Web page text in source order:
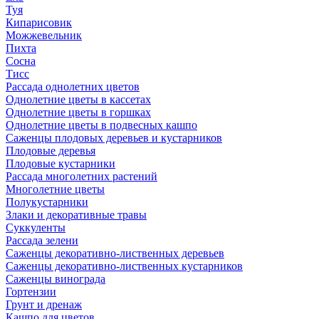
Туя
Кипарисовик
Можжевельник
Пихта
Сосна
Тисc
Рассада однолетних цветов
Однолетние цветы в кассетах
Однолетние цветы в горшках
Однолетние цветы в подвесных кашпо
Саженцы плодовых деревьев и кустарников
Плодовые деревья
Плодовые кустарники
Рассада многолетних растений
Многолетние цветы
Полукустарники
Злаки и декоративные травы
Суккуленты
Рассада зелени
Саженцы декоративно-лиственных деревьев
Саженцы декоративно-лиственных кустарников
Саженцы винограда
Гортензии
Грунт и дренаж